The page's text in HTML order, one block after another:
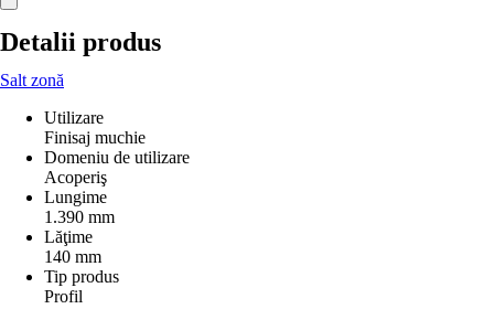
Detalii produs
Salt zonă
Utilizare
Finisaj muchie
Domeniu de utilizare
Acoperiş
Lungime
1.390 mm
Lăţime
140 mm
Tip produs
Profil